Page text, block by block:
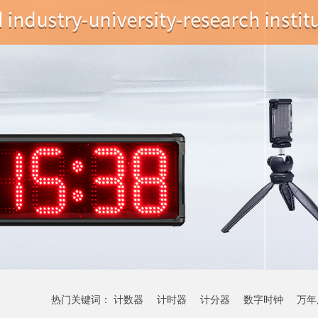
热门关键词： 计数器 计时器 计分器 数字时钟 万